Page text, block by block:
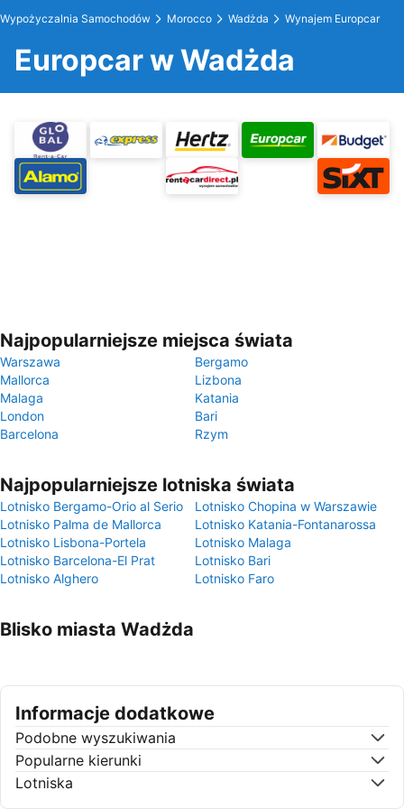
Wypożyczalnia Samochodów Morocco Wadżda Wynajem Europcar
Europcar w Wadżda
Najpopularniejsze miejsca świata
Warszawa
Bergamo
Mallorca
Lizbona
Malaga
Katania
London
Bari
Barcelona
Rzym
Najpopularniejsze lotniska świata
Lotnisko Bergamo-Orio al Serio
Lotnisko Chopina w Warszawie
Lotnisko Palma de Mallorca
Lotnisko Katania-Fontanarossa
Lotnisko Lisbona-Portela
Lotnisko Malaga
Lotnisko Barcelona-El Prat
Lotnisko Bari
Lotnisko Alghero
Lotnisko Faro
Blisko miasta Wadżda
Informacje dodatkowe
Podobne wyszukiwania
Popularne kierunki
Lotniska